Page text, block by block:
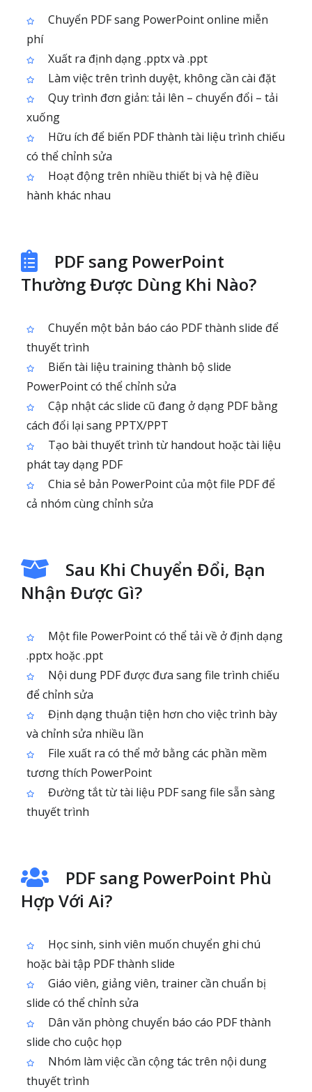
Chuyển PDF sang PowerPoint online miễn
phí
Xuất ra định dạng .pptx và .ppt
Làm việc trên trình duyệt, không cần cài đặt
Quy trình đơn giản: tải lên – chuyển đổi – tải
xuống
Hữu ích để biến PDF thành tài liệu trình chiếu
có thể chỉnh sửa
Hoạt động trên nhiều thiết bị và hệ điều
hành khác nhau
PDF sang PowerPoint
Thường Được Dùng Khi Nào?
Chuyển một bản báo cáo PDF thành slide để
thuyết trình
Biến tài liệu training thành bộ slide
PowerPoint có thể chỉnh sửa
Cập nhật các slide cũ đang ở dạng PDF bằng
cách đổi lại sang PPTX/PPT
Tạo bài thuyết trình từ handout hoặc tài liệu
phát tay dạng PDF
Chia sẻ bản PowerPoint của một file PDF để
cả nhóm cùng chỉnh sửa
Sau Khi Chuyển Đổi, Bạn
Nhận Được Gì?
Một file PowerPoint có thể tải về ở định dạng
.pptx hoặc .ppt
Nội dung PDF được đưa sang file trình chiếu
để chỉnh sửa
Định dạng thuận tiện hơn cho việc trình bày
và chỉnh sửa nhiều lần
File xuất ra có thể mở bằng các phần mềm
tương thích PowerPoint
Đường tắt từ tài liệu PDF sang file sẵn sàng
thuyết trình
PDF sang PowerPoint Phù
Hợp Với Ai?
Học sinh, sinh viên muốn chuyển ghi chú
hoặc bài tập PDF thành slide
Giáo viên, giảng viên, trainer cần chuẩn bị
slide có thể chỉnh sửa
Dân văn phòng chuyển báo cáo PDF thành
slide cho cuộc họp
Nhóm làm việc cần cộng tác trên nội dung
thuyết trình